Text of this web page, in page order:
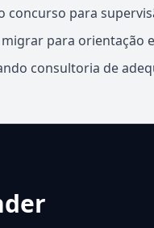
para
para orientação
consultoria de